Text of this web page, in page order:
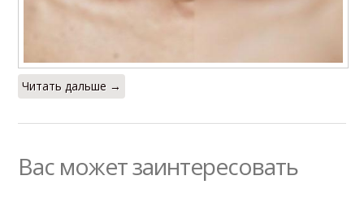
Читать дальше →
Вас может заинтересовать